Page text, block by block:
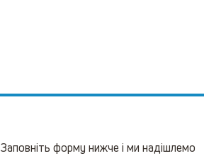
Заповніть форму нижче і ми надішлемо